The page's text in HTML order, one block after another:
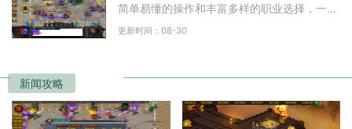
简单易懂的操作和丰富多样的职业选择，一直
以来吸引了大量玩家。在手游版中，传奇的经
更新时间：08-30
新闻攻略